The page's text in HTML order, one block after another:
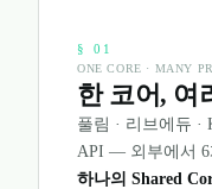
§ 01
ONE CORE · MANY
한 코어, 여
풀림 · 리브에듀 ·
API — 외부에서 6
하나의 Shared